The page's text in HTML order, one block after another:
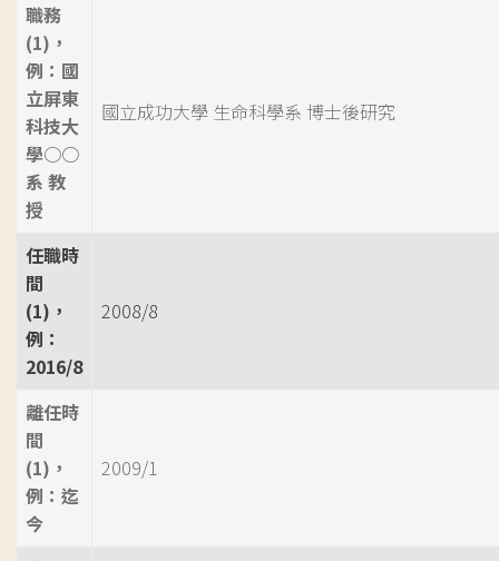
職務
(1)，
例：國
立屏東
科技大
學○○
系 教
授
國立成功大學 生命科學系 博士後研究
任職時
間
(1)，
例：
2016/8
2008/8
離任時
間
(1)，
例：迄
今
2009/1